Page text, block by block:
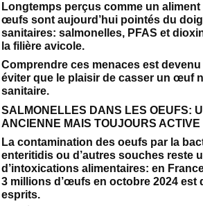
Longtemps perçus comme un
œufs sont aujourd’hui pointés du
sanitaires: salmonelles, PFAS et
la filière avicole.
Comprendre ces menaces est
éviter que le plaisir de casser un œuf
sanitaire.
SALMONELLES DANS LES OEUFS:
ANCIENNE MAIS TOUJOURS ACTIVE
La contamination des oeufs par la
enteritidis ou d’autres souches reste
d’intoxications alimentaires: en
3 millions d’œufs en octobre 2024 est
esprits.